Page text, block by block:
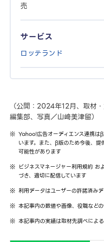
売
サービス
ロッテランド
（公開：2024年12月、取材
編集部、写真／山﨑美津留）
Yahoo!広告オーディエンス連携は
います。また、β版のため今後、
可能性があります
ビジネスマネージャー利用規約 お
づき、適切に配信しています
利用データはユーザーの許諾済み
本記事内の数値や画像、役職など
本記事内の実績は取材先調べによ